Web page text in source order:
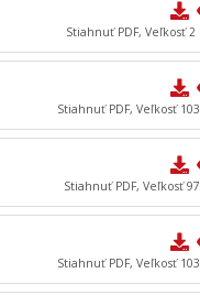
Stiahnuť PDF, Veľkosť 2
Stiahnuť PDF, Veľkosť 103
Stiahnuť PDF, Veľkosť 97
Stiahnuť PDF, Veľkosť 103